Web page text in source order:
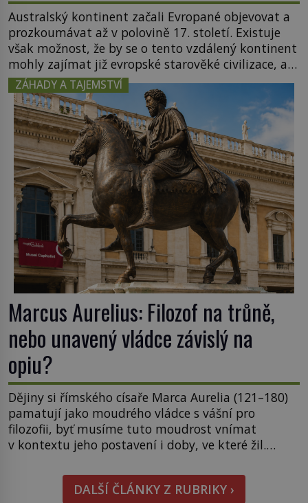
Australský kontinent začali Evropané objevovat a
prozkoumávat až v polovině 17. století. Existuje
však možnost, že by se o tento vzdálený kontinent
mohly zajímat již evropské starověké civilizace, a
to o 15 století dříve? Již od starověku kartografové
zakreslovali do map záhadný kontinent Terra
Australis – Jižní zemi. Proč? Do jisté míry to byl
smysl pro […]
ZÁHADY A TAJEMSTVÍ
Marcus Aurelius: Filozof na trůně,
nebo unavený vládce závislý na
opiu?
Dějiny si římského císaře Marca Aurelia (121–180)
pamatují jako moudrého vládce s vášní pro
filozofii, byť musíme tuto moudrost vnímat
v kontextu jeho postavení i doby, ve které žil.
pravdu na padrť a prohlásit, že to byl jen životem
unavený a drogou ovládaný muž? Marcus Aurelius
DALŠÍ ČLÁNKY Z RUBRIKY ›